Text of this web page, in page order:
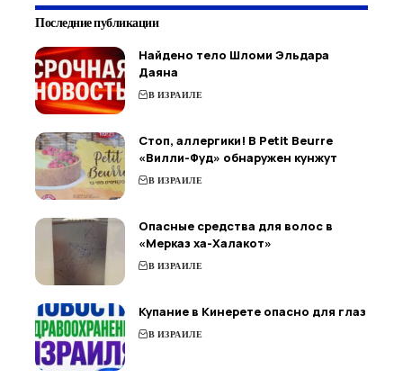
Последние публикации
Найдено тело Шломи Эльдара
Даяна
В ИЗРАИЛЕ
Стоп, аллергики! В Petit Beurre
«Вилли-Фуд» обнаружен кунжут
В ИЗРАИЛЕ
Опасные средства для волос в
«Мерказ ха-Халакот»
В ИЗРАИЛЕ
Купание в Кинерете опасно для глаз
В ИЗРАИЛЕ